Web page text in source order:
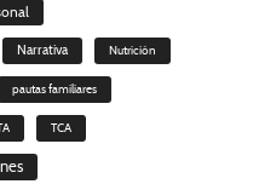
Narrativa Nutrición
pautas familiares
TCA